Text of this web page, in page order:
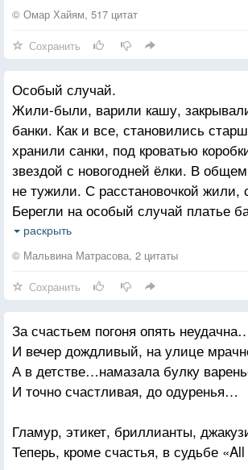
© Омар Хайям, 517 цитат
Сохранить
Особый случай.
Жили-были, варили кашу,
банки. Как и все, становились
хранили санки, под кроватью
звездой с новогодней ёлки. В
не тужили. С расстановочкой жили,
Берегли на особый случай платье
разрезом, два флакона духов от
красного полотреза, шесть красивых
спортивных сумок надувную хранили
Время шло, выцветало платье,
рюмки, и в коробочке под кроватью
от скуки. Фетр моль потихоньку ела,
рассыпалась. И змея, заскучав без
медленно растворялась. Санки
постарели, и всё ждали особый
Он пришёл, как всегда, внезапно.
раскрыть
© Мальвина Матрасова, 2 цитаты
Сохранить
За счастьем погоня опять
И вечер дождливый, на улице
А в детстве…намазала булку
И точно счастливая, до одуренья…
Гламур, этикет, бриллианты,
Теперь, кроме счастья, в судьбе